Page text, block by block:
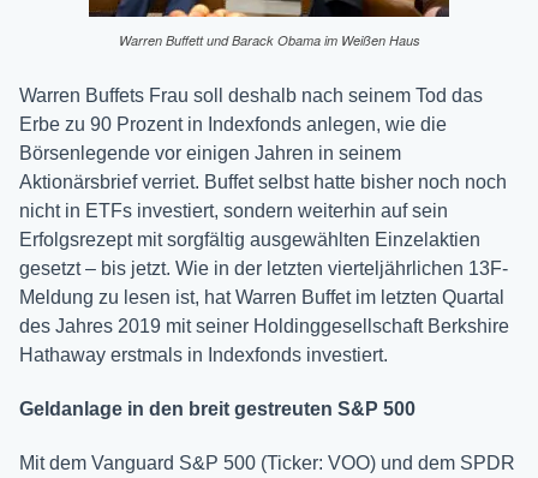
Warren Buffett und Barack Obama im Weißen Haus
Warren Buffets Frau soll deshalb nach seinem Tod das
Erbe zu 90 Prozent in Indexfonds anlegen, wie die
Börsenlegende vor einigen Jahren in seinem
Aktionärsbrief verriet. Buffet selbst hatte bisher noch noch
nicht in ETFs investiert, sondern weiterhin auf sein
Erfolgsrezept mit sorgfältig ausgewählten Einzelaktien
gesetzt – bis jetzt. Wie in der letzten vierteljährlichen 13F-
Meldung zu lesen ist, hat Warren Buffet im letzten Quartal
des Jahres 2019 mit seiner Holdinggesellschaft Berkshire
Hathaway erstmals in Indexfonds investiert.
Geldanlage in den breit gestreuten S&P 500
Mit dem Vanguard S&P 500 (Ticker: VOO) und dem SPDR